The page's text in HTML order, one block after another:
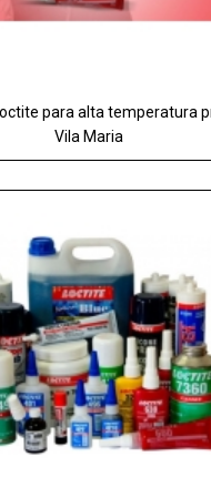
para alta temperatura
Vila Maria